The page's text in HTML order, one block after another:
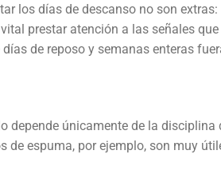
los días de descanso no son
prestar atención a las señales
de reposo y semanas enteras
depende únicamente de la
espuma, por ejemplo, son muy